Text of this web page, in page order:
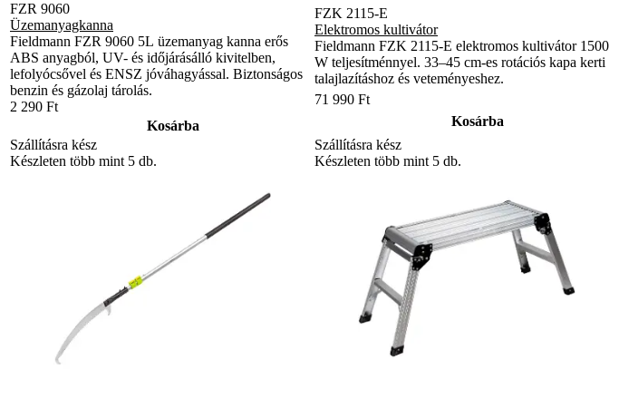
FZR 9060
Üzemanyagkanna
Fieldmann FZR 9060 5L üzemanyag kanna erős
ABS anyagból, UV- és időjárásálló kivitelben,
lefolyócsővel és ENSZ jóváhagyással. Biztonságos
benzin és gázolaj tárolás.
2 290 Ft
Kosárba
Szállításra kész
Készleten több mint 5 db.
FZK 2115-E
Elektromos kultivátor
Fieldmann FZK 2115-E elektromos kultivátor 1500
W teljesítménnyel. 33–45 cm-es rotációs kapa kerti
talajlazításhoz és veteményeshez.
71 990 Ft
Kosárba
Szállításra kész
Készleten több mint 5 db.